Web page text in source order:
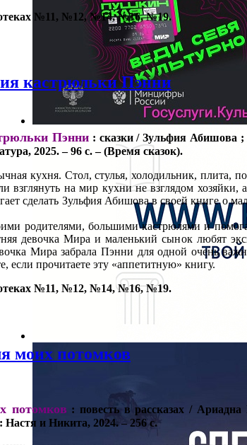
№11, №12, №14, №16, №19.
кастрюльки Пэнни
Пэнни : сказки / Зульфия Абишова ;
2025. – 96 с. – (Время сказок).
кухня. Стол, стулья, холодильник, плита,
на мир кухни не взглядом хозяйки, а
сделать Зульфия Абишова в своей книге о
родителями, большими кастрюлями и
девочка Мира и маленький сынок любят
Мира забрала Пэнни для одной очень
если прочитаете эту «аппетитную» книгу.
№11, №12, №14, №16, №19.
моих потомков
потомков : повесть в рассказах /
и Никита, 2024. – 256 с.